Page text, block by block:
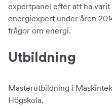
expertpanel efter att ha
energiexpert under åren
frågor om energi.
Utbildning
Masterutbildning i
Högskola.